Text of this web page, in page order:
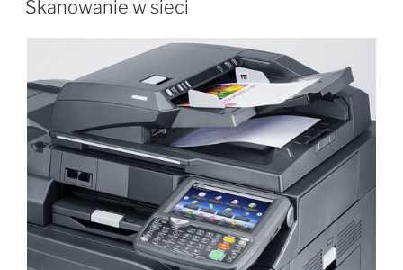
Skanowanie w sieci